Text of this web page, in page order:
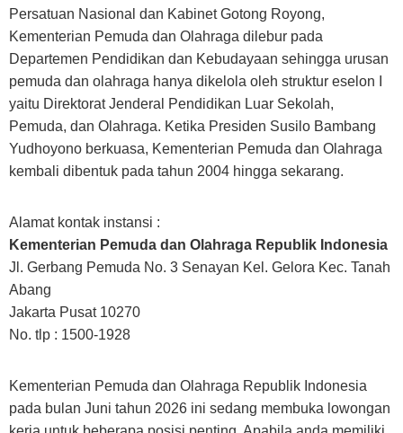
Persatuan Nasional dan Kabinet Gotong Royong,
Kementerian Pemuda dan Olahraga dilebur pada
Departemen Pendidikan dan Kebudayaan sehingga urusan
pemuda dan olahraga hanya dikelola oleh struktur eselon I
yaitu Direktorat Jenderal Pendidikan Luar Sekolah,
Pemuda, dan Olahraga. Ketika Presiden Susilo Bambang
Yudhoyono berkuasa, Kementerian Pemuda dan Olahraga
kembali dibentuk pada tahun 2004 hingga sekarang.
Alamat kontak instansi :
Kementerian Pemuda dan Olahraga Republik Indonesia
Jl. Gerbang Pemuda No. 3 Senayan Kel. Gelora Kec. Tanah
Abang
Jakarta Pusat 10270
No. tlp : 1500-1928
Kementerian Pemuda dan Olahraga Republik Indonesia
pada bulan Juni tahun 2026 ini sedang membuka lowongan